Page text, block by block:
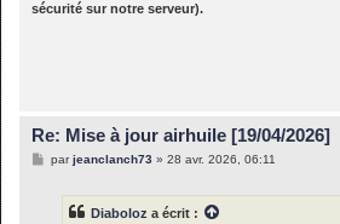
sécurité sur notre serveur).
Re: Mise à jour airhuile [19/04/2026]
Mparjeanclanch73 » 28 avr. 2026, 06:11
Diaboloz a écrit :